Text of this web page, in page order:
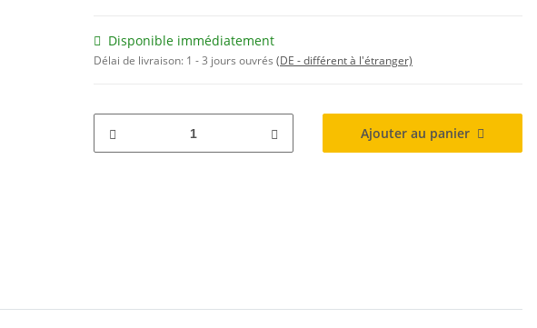
Disponible immédiatement
Délai de livraison: 1 - 3 jours ouvrés (DE - différent à l'étranger)
Ajouter au panier